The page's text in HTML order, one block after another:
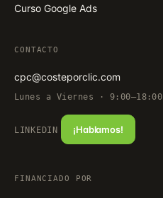
Curso Google Ads
CONTACTO
cpc@costeporclic.com
Lunes a Viernes · 9:00–18:00
LINKEDIN ¡Hablamos!
FINANCIADO POR